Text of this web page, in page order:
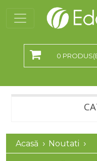
0
Acasă Noutati